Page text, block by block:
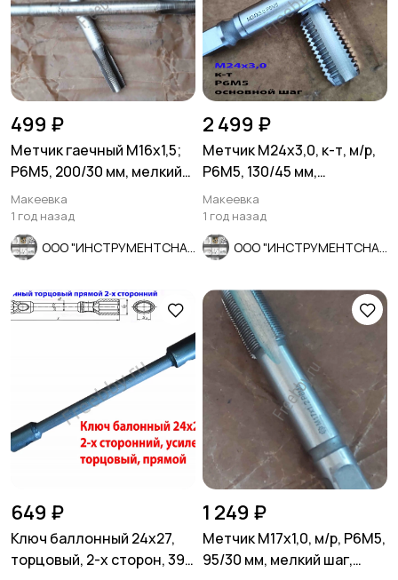
499 ₽
Метчик гаечный М16х1,5;
Р6М5, 200/30 мм, мелкий
шаг, 2640-0189, СССР.
Макеевка
1 год назад
2 499 ₽
Метчик М24х3,0, к-т, м/р,
Р6М5, 130/45 мм,
основной шаг,
шлифованный.
Макеевка
1 год назад
649 ₽
Ключ баллонный 24х27,
торцовый, 2-х сторон, 390
1 249 ₽
Метчик М17х1,0, м/р, Р6М5,
95/30 мм, мелкий шаг,